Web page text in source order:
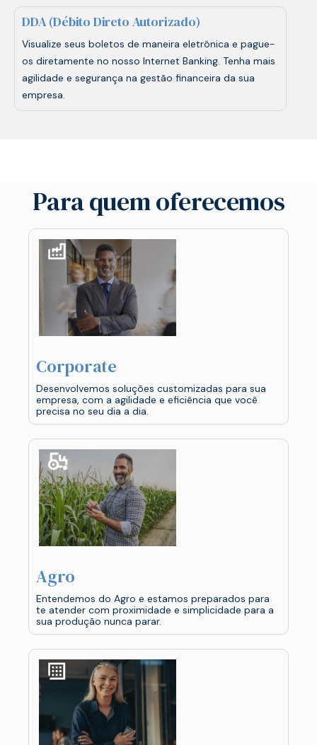
DDA (Débito Direto Autorizado)
Visualize seus boletos de maneira eletrônica e pague-
os diretamente no nosso Internet Banking. Tenha mais
agilidade e segurança na gestão financeira da sua
empresa.
Para quem oferecemos
Corporate
Desenvolvemos soluções customizadas para sua
empresa, com a agilidade e eficiência que você
precisa no seu dia a dia.
Agro
Entendemos do Agro e estamos preparados para
te atender com proximidade e simplicidade para a
sua produção nunca parar.